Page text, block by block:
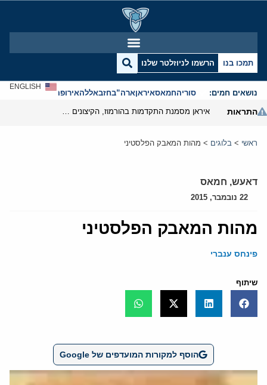
תמכו בנו הרשמו לניוזלטר שלנו
נושאים חמים: סוריהחמאסאיראןארה”בחזבאללהאירופהאנטישמיות
ENGLISH
התראות
ראשי > בלוגים > מהות המאבק הפלסטיני
דאעש, חמאס
22 נובמבר, 2015
מהות המאבק הפלסטיני
פינחס ענברי
שיתוף
הוסף למקורות המועדפים של Google